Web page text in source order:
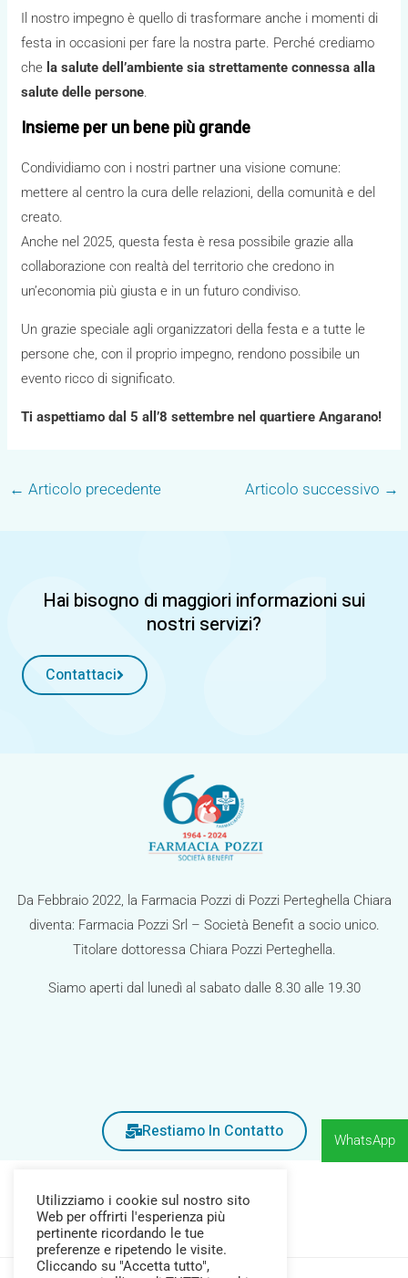
Il nostro impegno è quello di trasformare anche i momenti di
festa in occasioni per fare la nostra parte. Perché crediamo
che la salute dell’ambiente sia strettamente connessa alla
salute delle persone.
Insieme per un bene più grande
Condividiamo con i nostri partner una visione comune:
mettere al centro la cura delle relazioni, della comunità e del
creato.
Anche nel 2025, questa festa è resa possibile grazie alla
collaborazione con realtà del territorio che credono in
un’economia più giusta e in un futuro condiviso.
Un grazie speciale agli organizzatori della festa e a tutte le
persone che, con il proprio impegno, rendono possibile un
evento ricco di significato.
Ti aspettiamo dal 5 all’8 settembre nel quartiere Angarano!
← Articolo precedente Articolo successivo →
Hai bisogno di maggiori informazioni sui
nostri servizi?
Contattaci
Da Febbraio 2022, la Farmacia Pozzi di Pozzi Perteghella Chiara
diventa: Farmacia Pozzi Srl – Società Benefit a socio unico.
Titolare dottoressa Chiara Pozzi Perteghella.
Siamo aperti dal lunedì al sabato dalle 8.30 alle 19.30
Restiamo In Contatto
Utilizziamo i cookie sul nostro sito
Web per offrirti l'esperienza più
pertinente ricordando le tue
preferenze e ripetendo le visite.
Cliccando su "Accetta tutto",
WhatsApp